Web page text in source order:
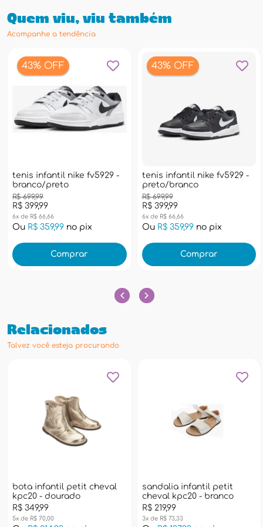
Quem viu, viu também
Acompanhe a tendência
43% OFF
tenis infantil nike fv5929 -
branco/preto
R$ 399,99
R$ 699,99
6x de R$ 66,66
Ou R$ 359,99 no pix
Comprar
43% OFF
tenis infantil nike fv5929 -
preto/branco
R$ 399,99
R$ 699,99
6x de R$ 66,66
Ou R$ 359,99no pix
Comprar
Relacionados
Talvez você esteja procurando
bota infantil petit cheval
kpc20 - dourado
R$ 349,99
5x de R$ 70,00
sandalia infantil petit
cheval kpc20 - branco
R$ 219,99
3x de R$ 73,33